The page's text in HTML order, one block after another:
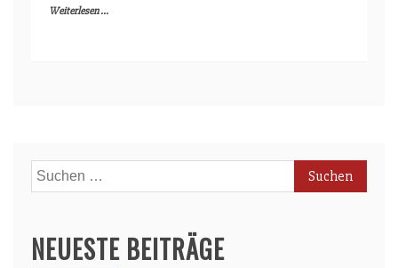
Weiterlesen ...
Suchen
nach:
NEUESTE BEITRÄGE